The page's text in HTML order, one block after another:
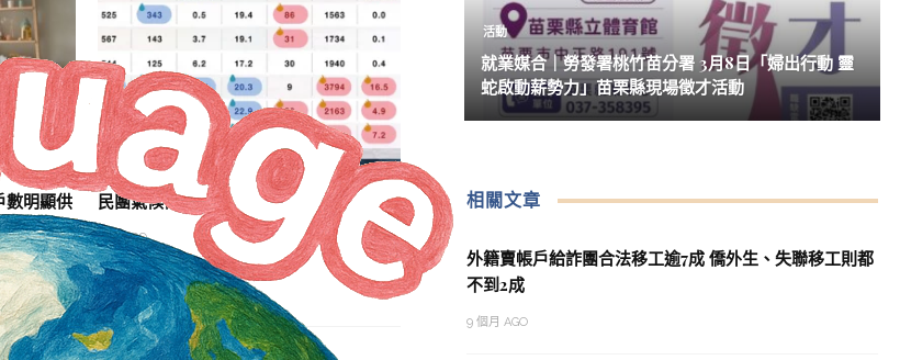
數明顯供
民團氣候衝擊調查 台南各指標均入榜
2 天 AGO
活動
就業媒合｜勞發署桃竹苗分署 3月8日「婦出行動 靈
蛇啟動薪勢力」苗栗縣現場徵才活動
相關文章
外籍賣帳戶給詐團合法移工逾7成 僑外生、失聯移工則都
不到2成
9 個月 AGO